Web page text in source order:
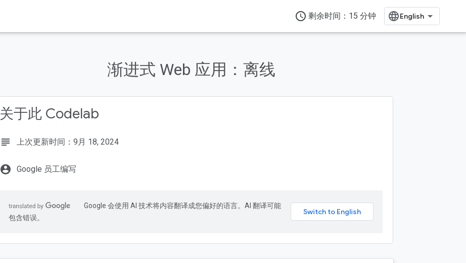
access_time 剩余时间：15 分钟
渐进式 Web 应用：离线
关于此 Codelab
subject 上次更新时间：9月 18, 2024
account_circle Google 员工编写
Google 会使用 AI 技术将内容翻译成您偏好的语言。AI 翻译可能
包含错误。